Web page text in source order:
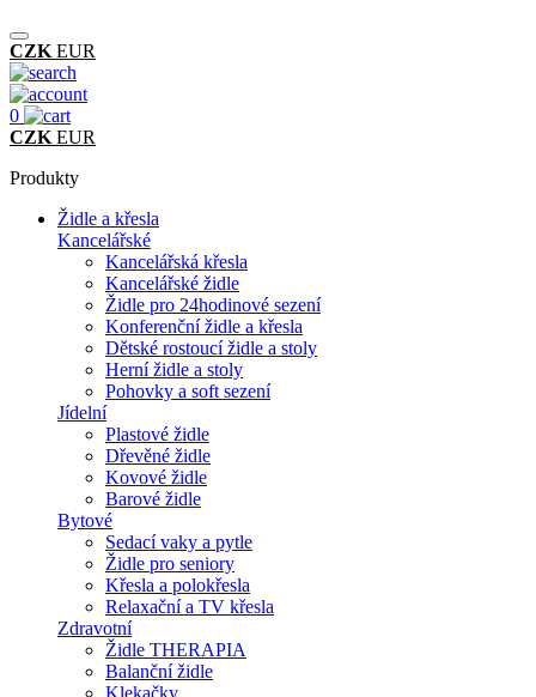
CZK EUR
0
CZK EUR
Produkty
Židle a křesla
Kancelářské
Kancelářská křesla
Kancelářské židle
Židle pro 24hodinové sezení
Konferenční židle a křesla
Dětské rostoucí židle a stoly
Herní židle a stoly
Pohovky a soft sezení
Jídelní
Plastové židle
Dřevěné židle
Kovové židle
Barové židle
Bytové
Sedací vaky a pytle
Židle pro seniory
Křesla a polokřesla
Relaxační a TV křesla
Zdravotní
Židle THERAPIA
Balanční židle
Klekačky